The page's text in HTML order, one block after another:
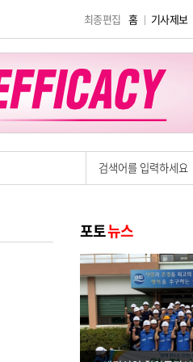
홈 기사제보
최종편집